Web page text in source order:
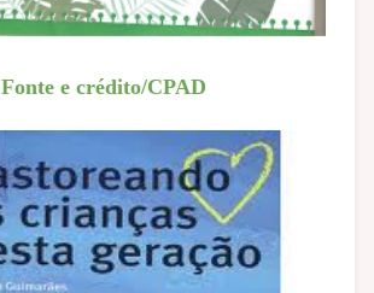
Fonte e crédito/CPAD